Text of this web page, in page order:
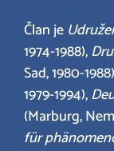
Član je
1974-1988),
Sad, 1980-
1979-1994),
(Marburg,
für